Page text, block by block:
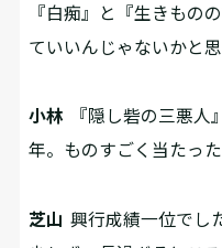
『白痴』と『生きもの
ていいんじゃないかと思
小林 『隠し砦の三悪人
年。ものすごく当たった
芝山 興行成績一位でし